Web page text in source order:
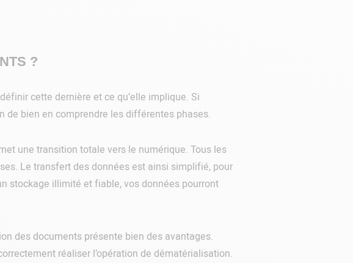
?
cette dernière et ce qu’elle implique. Si
de bien en comprendre les différentes phases.
une transition totale vers le numérique. Tous les
Le transfert des données est ainsi simplifié, pour
stockage illimité et fiable, vos données pourront
des documents présente bien des avantages.
réaliser l’opération de dématérialisation.